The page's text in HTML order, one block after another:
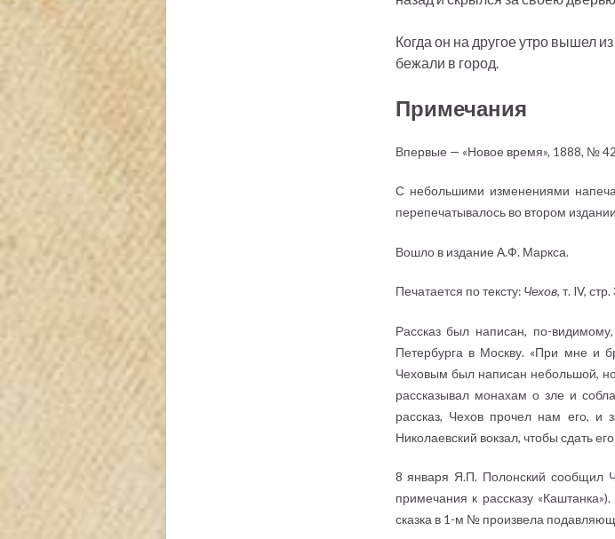
Когда он на другое утро вышел
бежали в город.
Примечания
Впервые — «Новое время», 1888, №
С небольшими изменениями
перепечатывалось во втором
Вошло в издание А.Ф. Маркса.
Печатается по тексту: Чехов, т. IV,
Рассказ был написан, по-
Петербурга в Москву. «При мне и
Чеховым был написан небольшой,
рассказывал монахам о зле и
рассказ, Чехов прочел нам его, и
Николаевский вокзал, чтобы сдать
8 января Я.П. Полонский сообщил
примечания к рассказу
сказка в 1-м № произвела